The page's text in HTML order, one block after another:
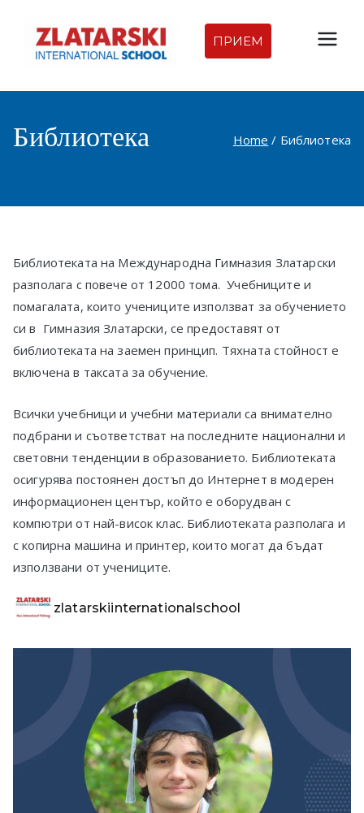
content
Междуна
родна
гимназия
Междуна
родно
училище
в София
ПРИЕМ
Библиотека Home Библиотека
Библиотеката на Международна Гимназия Златарски
разполага с повече от 12000 тома. Учебниците и
помагалата, които учениците използват за обучението
си в Гимназия Златарски, се предоставят от
библиотеката на заемен принцип. Тяхната стойност е
включена в таксата за обучение.
Всички учебници и учебни материали са внимателно
подбрани и съответстват на последните национални и
световни тенденции в образованието. Библиотеката
осигурява постоянен достъп до Интернет в модерен
информационен център, който е оборудван с
компютри от най-висок клас. Библиотеката разполага и
с копирна машина и принтер, които могат да бъдат
използвани от учениците.
zlatarskiinternationalschool